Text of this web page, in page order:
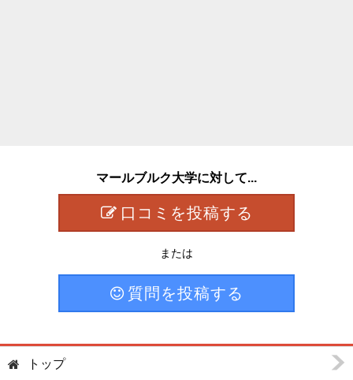
マールブルク大学に対して...
口コミを投稿する
または
質問を投稿する
トップ